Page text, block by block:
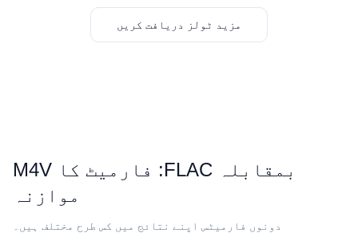
مزید ٹولز دریافت کریں
موازنہ
دونوں فارمیٹس اپنے نتائج میں کس طرح مختلف ہیں۔